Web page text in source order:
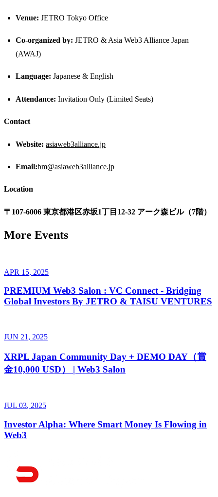
Venue: JETRO Tokyo Office
Co-organized by: JETRO & Asia Web3 Alliance Japan
(AWAJ)
Language: Japanese & English
Attendance: Invitation Only (Limited Seats)
​Contact
Website: asiaweb3alliance.jp
Email:bm@asiaweb3alliance.jp
Location
〒107-6006 東京都港区赤坂1丁目12-32 アーク森ビル（7階）
More Events
APR 15, 2025
PREMIUM Web3 Salon : VC Connect - Bridging
Global Investors By JETRO & TAISU VENTURES
JUN 21 , 2025
XRPL Japan Community Day + DEMO DAY（賞
金10,000 USD） | Web3 Salon
JUL 03, 2025
Investor Alpha: Where Smart Money Is Flowing in
Web3